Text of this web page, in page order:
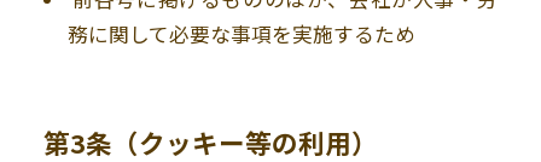
務に関して必要な事項を実施するため
第3条 （クッキー等の利用）